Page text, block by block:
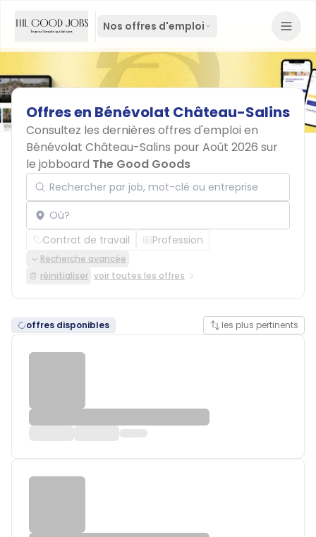
Nos offres d'emploi
Offresen Bénévolat Château-Salins
Consultez les dernières offres d'emploi en
Bénévolat Château-Salins pour Août 2026 sur
le jobboard The Good Goods
Rechercher par job, mot-clé ou entreprise
Localisation
Contrat de travail Profession
Recherche avancée
réinitialiser voir toutes les offres
offres disponibles les plus pertinents